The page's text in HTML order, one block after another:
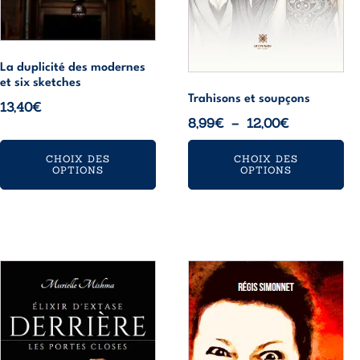
La duplicité des modernes
et six sketches
13,40€
CHOIX DES
OPTIONS
choisies
sur
page
produit
Trahisons et soupçons
8,99€ – 12,00€Plage
de
prix :
CHOIX DES
OPTIONS
choisies
page
du
produit
produit
plusieurs
variations.
Ce
produit
a
plusieurs
variations.